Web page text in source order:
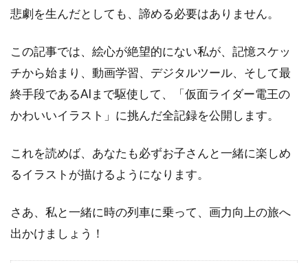
悲劇を生んだとしても、諦める必要はありません。
この記事では、絵心が絶望的にない私が、記憶スケッ
チから始まり、動画学習、デジタルツール、そして最
終手段であるAIまで駆使して、「仮面ライダー電王の
かわいいイラスト」に挑んだ全記録を公開します。
これを読めば、あなたも必ずお子さんと一緒に楽しめ
るイラストが描けるようになります。
さあ、私と一緒に時の列車に乗って、画力向上の旅へ
出かけましょう！